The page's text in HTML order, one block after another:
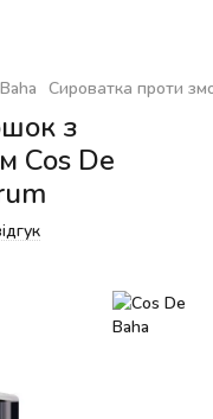
Сироватка проти
з
Cos De